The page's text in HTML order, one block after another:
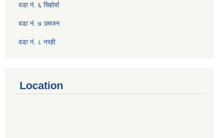
वडा नं. ६ सिहाेर्वा
वडा नं. ७ उमजन
वडा नं. ८ नरही
Location